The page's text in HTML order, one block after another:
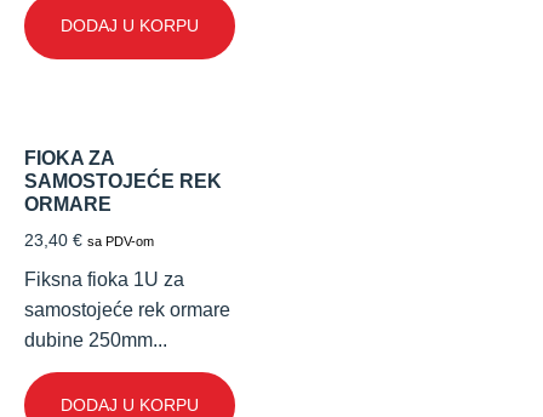
DODAJ U KORPU
FIOKA ZA
SAMOSTOJEĆE REK
ORMARE
23,40 € sa PDV-om
Fiksna fioka 1U za
samostojeće rek ormare
dubine 250mm...
DODAJ U KORPU